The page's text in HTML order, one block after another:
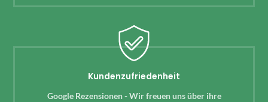
Kundenzufriedenheit
Google Rezensionen - Wir freuen uns über ihre